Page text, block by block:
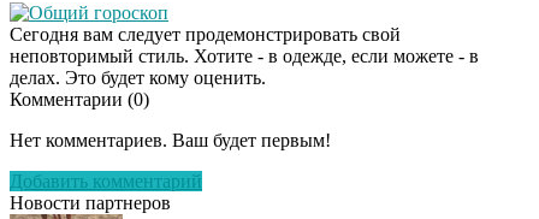
Общий гороскоп
Сегодня вам следует продемонстрировать свой
неповторимый стиль. Хотите - в одежде, если можете - в
делах. Это будет кому оценить.
Комментарии (0)
Нет комментариев. Ваш будет первым!
Добавить комментарий
Новости партнеров
Скрытая камера на
люди вытворяют, когда
их не видят...